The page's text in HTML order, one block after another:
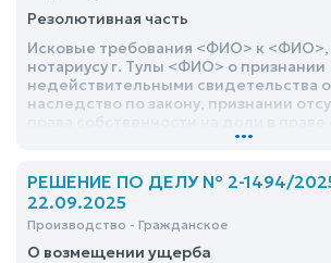
Резолютивная часть
Исковые требования <ФИО> к
нотариусу г. Тулы <ФИО> о признании
недействительными свидетельства
наследство по закону, признании
собственности на земельный
из Единого государственного
удовлетворить частично
...
РЕШЕНИЕ ПО ДЕЛУ № 2-1494/
22.09.2025
Производство - Гражданское
О возмещении ущерба